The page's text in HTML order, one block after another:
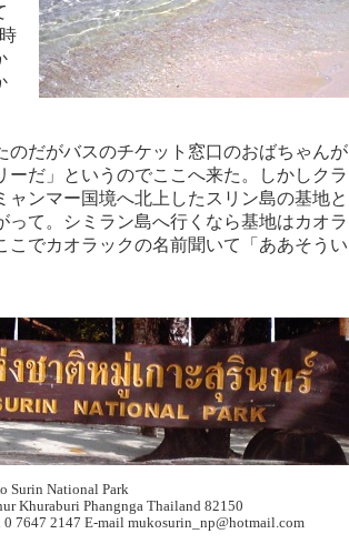
のだがバスのチケット窓口のおばちゃんが
ーだ」というのでここへ来た。しかしクラ
ンマー国境へ北上したスリン島の基地と
って。シミラン島へ行くなら基地はカオラ
こでカオラックの名前聞いて「ああそうい
Surin National Park
Khuraburi Phangnga Thailand 82150
7647 2147 E-mail mukosurin_np@hotmail.com